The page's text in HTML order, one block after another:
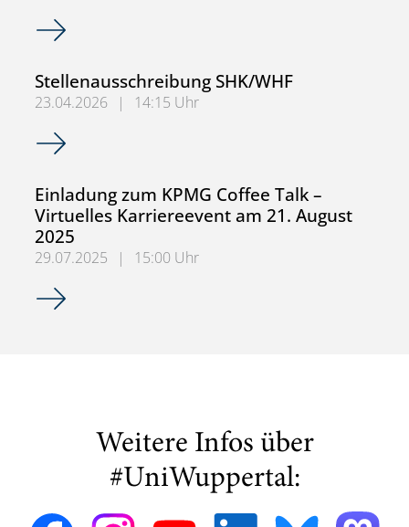
36. Karrieretag Familienunternehmen
Stellenausschreibung SHK/WHF
23.04.2026 |
14:15 Uhr
Stellenausschreibung SHK/WHF
Einladung zum KPMG Coffee Talk –
Virtuelles Karriereevent am 21. August
2025
29.07.2025 |
15:00 Uhr
Einladung zum KPMG Coffee Talk – Virtuelles
Weitere Infos über
#UniWuppertal: